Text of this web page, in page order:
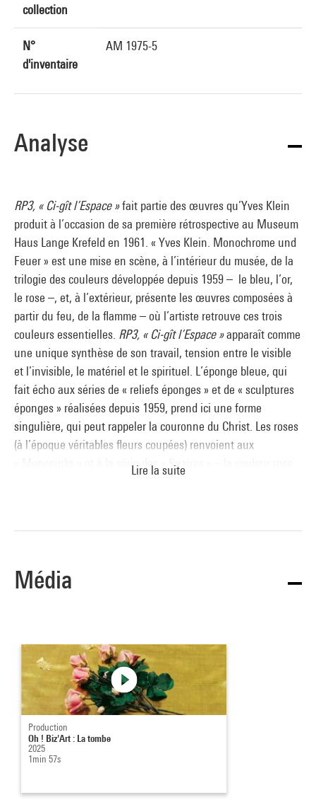
collection
N°
d'inventaire
AM 1975-5
Analyse
RP3, « Ci-gît l’Espace »fait partie des œuvres qu’Yves Klein
produit à l’occasion de sa première rétrospective au Museum
Haus Lange Krefeld en 1961. « Yves Klein. Monochrome und
Feuer » est une mise en scène, à l’intérieur du musée, de la
trilogie des couleurs développée depuis 1959 – le bleu, l’or,
le rose –, et, à l’extérieur, présente les œuvres composées à
partir du feu, de la flamme – où l’artiste retrouve ces trois
couleurs essentielles. RP3, « Ci-gît l’Espace »apparaît comme
une unique synthèse de son travail, tension entre le visible
et l’invisible, le matériel et le spirituel. L’éponge bleue, qui
fait écho aux séries de « reliefs éponges » et de « sculptures
éponges » réalisées depuis 1959, prend ici une forme
singulière, qui peut rappeler la couronne du Christ. Les roses
(à l’époque véritables fleurs coupées) renvoient aux
« Monopinks » et à la série des « Suaires » – la couleur rose
en octobre 1960 –, Klein enterre la vision traditionnelle de la
peinture et met à mal une certaine grandiloquence de l’art :
choses qui sont situées bien au-delà de ce que l’on appelle
traditionnellement “l’œuvre d’art”. Je veux jouer avec la
sentimentalité humaine, avec sa “morbidité”, froidement et
férocement. »
Alice Fleury
Extrait du catalogueCollection art contemporain - La
Lire la suite
Média
Production
Oh ! Biz'Art : La tombe
2025
1min 57s